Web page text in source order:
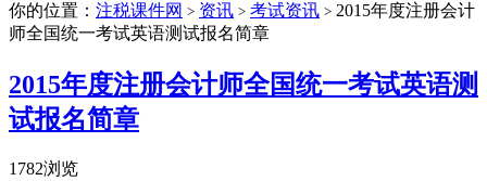
你的位置： 注税课件网 > 资讯 > 考试资讯 > 2015年度注册会计
师全国统一考试英语测试报名简章
2015年度注册会计师全国统一考试英语测
试报名简章
1782浏览